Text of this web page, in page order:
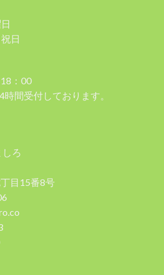
日
：00
間受付しております。
ろ
目15番8号